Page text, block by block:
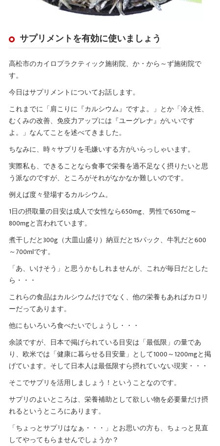
サプリメントを有効に使いましょう
高松市のカイロプラクティック施術院、か・から～ず施術院で
す。
今日はサプリメントについてお話します。
これまでに「肩こりに『カルシウム』ですよ。」とか「冷え性、
むくみの改善、免疫力アップには『ユーグレナ』がいいです
よ。」なんてことを述べてきました。
ちなみに、時々サプリを毛嫌いする方がいらっしゃいます。
実際私も、できることなら食事で栄養を過不足なく摂りたいと思
う派なのですが、ところがそれがなかなか難しいのです。
例えば度々登場するカルシウム。
1日の摂取量の目安は成人で女性なら650mg、男性で650mg～
800mgと言われています。
煮干しだと300g（大皿山盛り）納豆だと15パック、牛乳だと600
～700mlです。
「あ、いけそう」と思うかもしれませんが、これが毎日だとした
ら・・・
これらの食品はカルシウムだけでなく、他の栄養もあればカロリ
ーだってあります。
他にもいろいろ食べたいでしょうし・・・
余談ですが、日本で掲げられている目安は「最低限」の量であ
り、欧米では「健康に暮らせる目安量」として1000～1200mgと掲
げています。そして日本人は最低限すら摂れていない現実・・・
そこでサプリを活用しましょう！ということなのです。
サプリのよいところは、栄養補助として欲しい物を必要量だけ摂
れるというところにあります。
「ちょっとサプリはなぁ・・・」とお思いの方も、ちょっと見直
してやってもらませんでしょうか？